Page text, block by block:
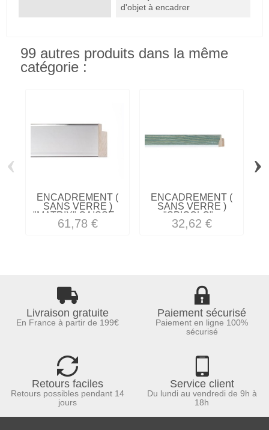
d'objet à encadrer
99 autres produits dans la même
catégorie :
ENCADREMENT (
SANS VERRE )
"MATRIX" CAISSE...
61,78 €
ENCADREMENT (
SANS VERRE )
"SPIGOLO"...
32,62 €
‹ ›
Livraison gratuite
En France à partir de 199€
Paiement sécurisé
Paiement en ligne 100%
sécurisé
Retours faciles
Retours possibles pendant 14
jours
Service client
Du lundi au vendredi de 9h à
18h